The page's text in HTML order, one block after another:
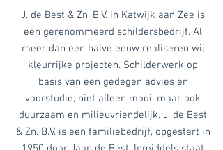
J. de Best & Zn. B.V. in Katwijk aan Zee is
een gerenommeerd schildersbedrijf. Al
meer dan een halve eeuw realiseren wij
kleurrijke projecten. Schilderwerk op
basis van een gedegen advies en
voorstudie, niet alleen mooi, maar ook
duurzaam en milieuvriendelijk. J. de Best
& Zn. B.V. is een familiebedrijf, opgestart in